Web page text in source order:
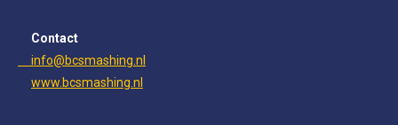
Contact
info@bcsmashing.nl
www.bcsmashing.nl